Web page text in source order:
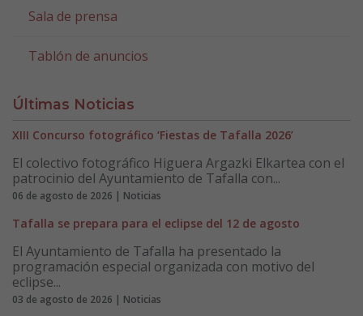
Sala de prensa
Tablón de anuncios
Últimas Noticias
XIII Concurso fotográfico ‘Fiestas de Tafalla 2026’
El colectivo fotográfico Higuera Argazki Elkartea con el
patrocinio del Ayuntamiento de Tafalla con...
06 de agosto de 2026 | Noticias
Tafalla se prepara para el eclipse del 12 de agosto
El Ayuntamiento de Tafalla ha presentado la
programación especial organizada con motivo del
eclipse...
03 de agosto de 2026 | Noticias